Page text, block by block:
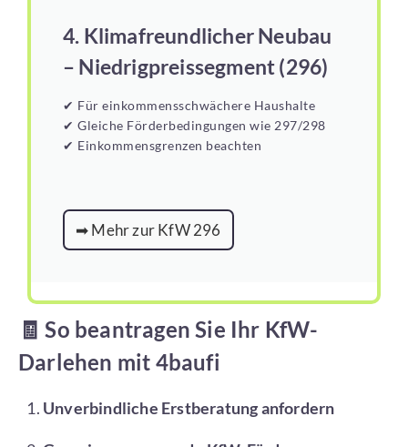
4. Klimafreundlicher Neubau
– Niedrigpreissegment (296)
✔ Für einkommensschwächere Haushalte
✔ Gleiche Förderbedingungen wie 297/298
✔ Einkommensgrenzen beachten
➡ Mehr zur KfW 296
🧾So beantragen Sie Ihr KfW-
Darlehen mit 4baufi
Unverbindliche Erstberatung anfordern